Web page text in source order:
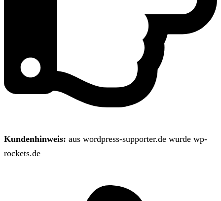
Kundenhinweis: aus wordpress-supporter.de wurde wp-
rockets.de